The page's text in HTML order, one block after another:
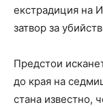
екстрадиция на
затвор за
Предстои
до края на
стана известно,